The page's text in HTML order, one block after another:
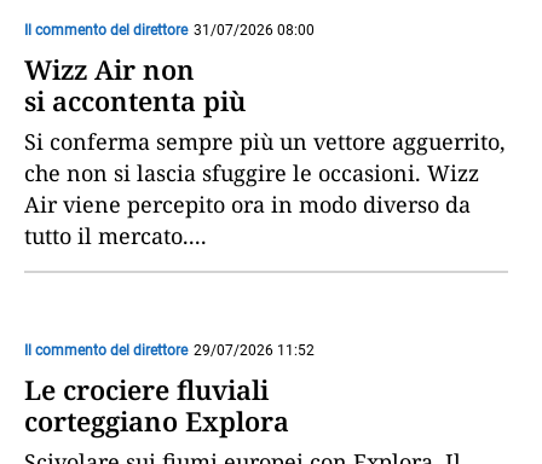
Il commento del direttore 31/07/2026 08:00
Wizz Air non
si accontenta più
Si conferma sempre più un vettore agguerrito,
che non si lascia sfuggire le occasioni. Wizz
Air viene percepito ora in modo diverso da
tutto il mercato....
Il commento del direttore 29/07/2026 11:52
Le crociere fluviali
corteggiano Explora